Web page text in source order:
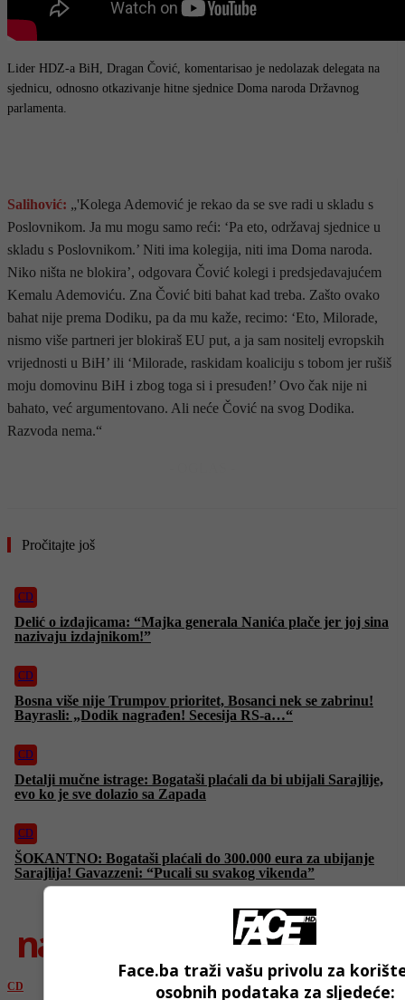
Lider HDZ-a BiH, Dragan Čović, komentarisao je nedolazak delegata na
sjednicu, odnosno otkazivanje hitne sjednice Doma naroda Državnog
parlamenta.
Salihović: „'Kolega Ademović je rekao da se sve radi u skladu s
Poslovnikom. Ja mu mogu samo reći: ‘Pa eto, održavaj sjednice u
skladu s Poslovnikom.’ Niti ima kolegija, niti ima Doma naroda.
Niko ništa ne blokira’, odgovara Čović kolegi i predsjedavajućem
Kemalu Ademoviću. Zna Čović biti bahat kad treba. Zašto ovako
bahat nije prema Dodiku, pa da mu kaže, recimo: ‘Eto, Milorade,
nismo više partneri jer blokiraš EU put, a ja sam nositelj evropskih
vrijednosti u BiH’ ili ‘Milorade, raskidam koaliciju s tobom jer rušiš
moju domovinu BiH i zbog toga si i presuđen!’ Ovo čak nije ni
bahato, već argumentovano. Ali neće Čović na svog Dodika.
Razvoda nema.“
Pročitajte još
CD
Delić o izdajicama: “Majka generala Nanića plače jer joj sina
nazivaju izdajnikom!”
CD
Bosna više nije Trumpov prioritet, Bosanci nek se zabrinu!
Bayrasli: „Dodik nagrađen! Secesija RS-a…“
CD
Detalji mučne istrage: Bogataši plaćali da bi ubijali Sarajlije,
evo ko je sve dolazio sa Zapada
CD
ŠOKANTNO: Bogataši plaćali do 300.000 eura za ubijanje
Sarajlija! Gavazzeni: “Pucali su svakog vikenda”
najnovije
CD
Face.ba traži vašu privolu za
osobnih podataka za sljedeće: